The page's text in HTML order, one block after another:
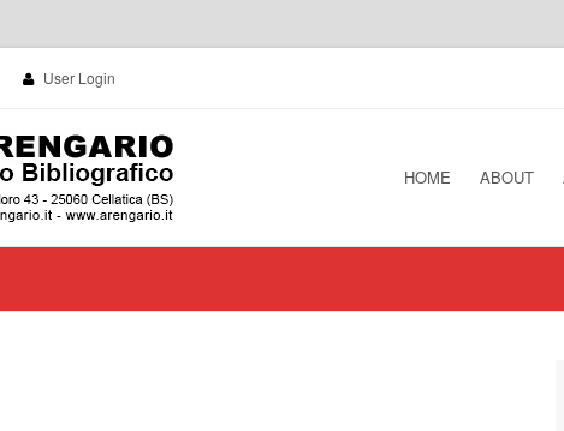
User Login
HOME ABOUT